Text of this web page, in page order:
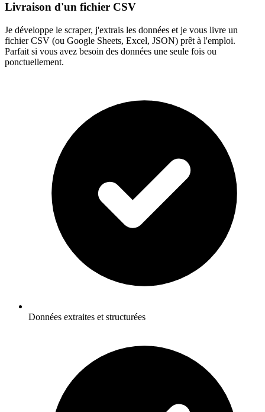
Livraison d'un fichier CSV
Je développe le scraper, j'extrais les données et je vous livre un
fichier CSV (ou Google Sheets, Excel, JSON) prêt à l'emploi.
Parfait si vous avez besoin des données une seule fois ou
ponctuellement.
Données extraites et structurées